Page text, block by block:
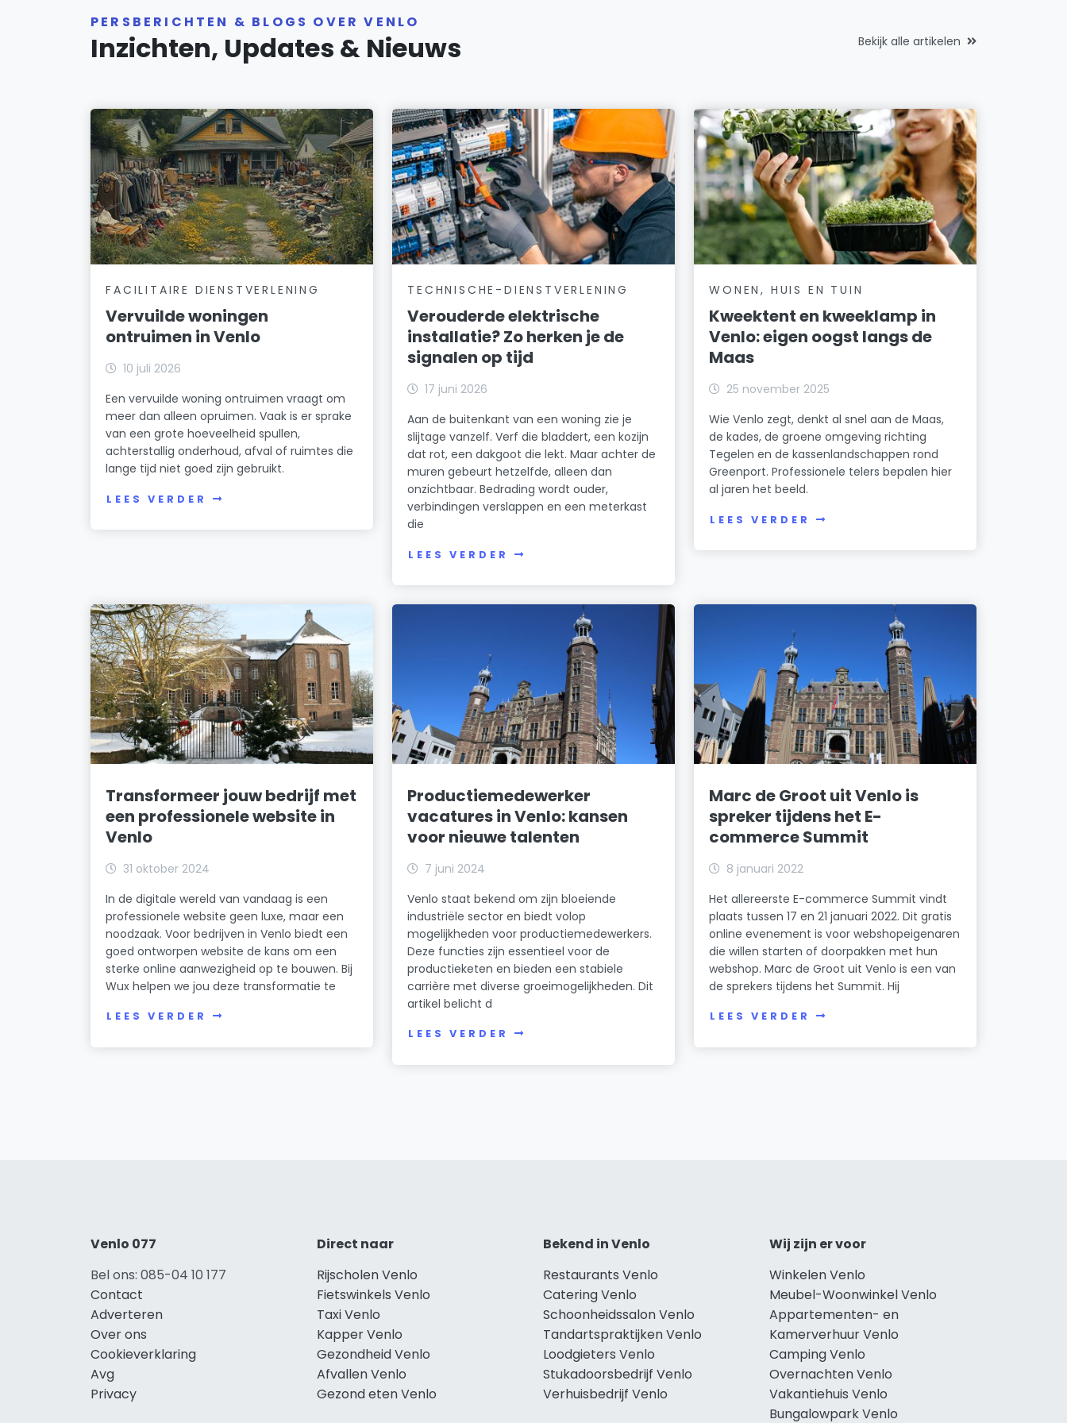
PERSBERICHTEN & BLOGS OVER VENLO
Inzichten, Updates & Nieuws Bekijk alle artikelen
FACILITAIRE DIENSTVERLENING
Vervuilde woningen
ontruimen in Venlo
10 juli 2026
Een vervuilde woning ontruimen vraagt om
meer dan alleen opruimen. Vaak is er sprake
van een grote hoeveelheid spullen,
achterstallig onderhoud, afval of ruimtes die
lange tijd niet goed zijn gebruikt.
LEES VERDER
TECHNISCHE-DIENSTVERLENING
Verouderde elektrische
installatie? Zo herken je de
signalen op tijd
17 juni 2026
Aan de buitenkant van een woning zie je
slijtage vanzelf. Verf die bladdert, een kozijn
dat rot, een dakgoot die lekt. Maar achter de
muren gebeurt hetzelfde, alleen dan
onzichtbaar. Bedrading wordt ouder,
verbindingen verslappen en een meterkast
die
LEES VERDER
WONEN, HUIS EN TUIN
Kweektent en kweeklamp in
Venlo: eigen oogst langs de
Maas
25 november 2025
Wie Venlo zegt, denkt al snel aan de Maas,
de kades, de groene omgeving richting
Tegelen en de kassenlandschappen rond
Greenport. Professionele telers bepalen hier
al jaren het beeld.
LEES VERDER
Transformeer jouw bedrijf met
een professionele website in
Venlo
31 oktober 2024
In de digitale wereld van vandaag is een
professionele website geen luxe, maar een
noodzaak. Voor bedrijven in Venlo biedt een
goed ontworpen website de kans om een
sterke online aanwezigheid op te bouwen. Bij
Wux helpen we jou deze transformatie te
LEES VERDER
Productiemedewerker
vacatures in Venlo: kansen
voor nieuwe talenten
7 juni 2024
Venlo staat bekend om zijn bloeiende
industriële sector en biedt volop
mogelijkheden voor productiemedewerkers.
Deze functies zijn essentieel voor de
productieketen en bieden een stabiele
carrière met diverse groeimogelijkheden. Dit
artikel belicht d
LEES VERDER
Marc de Groot uit Venlo is
spreker tijdens het E-
commerce Summit
8 januari 2022
Het allereerste E-commerce Summit vindt
plaats tussen 17 en 21 januari 2022. Dit gratis
online evenement is voor webshopeigenaren
die willen starten of doorpakken met hun
webshop. Marc de Groot uit Venlo is een van
de sprekers tijdens het Summit. Hij
LEES VERDER
Venlo 077
Bel ons: 085-04 10 177
Contact
Adverteren
Over ons
Cookieverklaring
Avg
Privacy
Direct naar
Rijscholen Venlo
Fietswinkels Venlo
Taxi Venlo
Kapper Venlo
Gezondheid Venlo
Afvallen Venlo
Gezond eten Venlo
Bekend in Venlo
Restaurants Venlo
Catering Venlo
Schoonheidssalon Venlo
Tandartspraktijken Venlo
Loodgieters Venlo
Stukadoorsbedrijf Venlo
Verhuisbedrijf Venlo
Wij zijn er voor
Winkelen Venlo
Meubel-Woonwinkel Venlo
Appartementen- en
Kamerverhuur Venlo
Camping Venlo
Overnachten Venlo
Vakantiehuis Venlo
Bungalowpark Venlo